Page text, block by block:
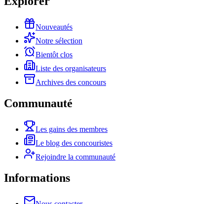
Nouveautés
Notre sélection
Bientôt clos
Liste des organisateurs
Archives des concours
Communauté
Les gains des membres
Le blog des concouristes
Rejoindre la communauté
Informations